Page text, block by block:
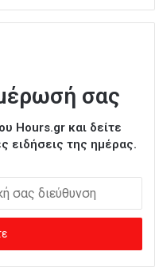
σας
Hours.gr και δείτε
ειδήσεις της ημέρας.